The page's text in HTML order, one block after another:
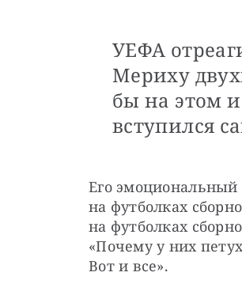
УЕФА
Мериху
бы на этом
вступился
Его эмоциональный
на футболках
на футболках
«Почему у них
Вот и все».